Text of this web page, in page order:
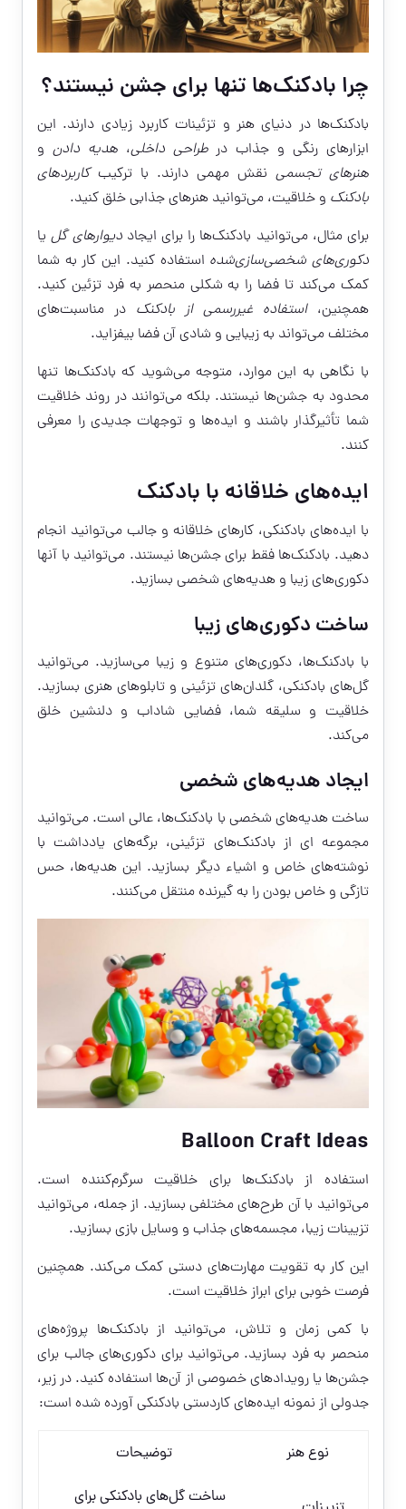
چرا بادکنک‌ها تنها برای جشن نیستند؟
بادکنک‌ها در دنیای هنر و تزئینات کاربرد زیادی دارند. این
ابزارهای رنگی و جذاب درطراحی داخلی،هدیه دادن و
هنرهای تجسمی نقش مهمی دارند. با ترکیبکاربردهای
بادکنک و خلاقیت، می‌توانید هنرهای جذابی خلق کنید.
برای مثال، می‌توانید بادکنک‌ها را برای ایجاددیوارهای گلیا
دکوری‌های شخصی‌سازی‌شده استفاده کنید. این کار به شما
کمک می‌کند تا فضا را به شکلی منحصر به فرد تزئین کنید.
همچنین،استفاده غیررسمی از بادکنک در مناسبت‌های
مختلف می‌تواند به زیبایی و شادی آن فضا بیفزاید.
با نگاهی به این موارد، متوجه می‌شوید که بادکنک‌ها تنها
محدود به جشن‌ها نیستند. بلکه می‌توانند در روند خلاقیت
شما تأثیرگذار باشند و ایده‌ها و توجهات جدیدی را معرفی
کنند.
ایده‌های خلاقانه با بادکنک
با ایده‌های بادکنکی، کارهای خلاقانه و جالب می‌توانید انجام
دهید. بادکنک‌ها فقط برای جشن‌ها نیستند. می‌توانید با آنها
دکوری‌های زیبا و هدیه‌های شخصی بسازید.
ساخت دکوری‌های زیبا
با بادکنک‌ها، دکوری‌های متنوع و زیبا می‌سازید. می‌توانید
گل‌های بادکنکی، گلدان‌های تزئینی و تابلوهای هنری بسازید.
خلاقیت و سلیقه شما، فضایی شاداب و دلنشین خلق
می‌کند.
ایجاد هدیه‌های شخصی
ساخت هدیه‌های شخصی با بادکنک‌ها، عالی است. می‌توانید
مجموعه ای از بادکنک‌های تزئینی، برگه‌های یادداشت با
نوشته‌های خاص و اشیاء دیگر بسازید. این هدیه‌ها، حس
تازگی و خاص بودن را به گیرنده منتقل می‌کنند.
Balloon Craft Ideas
استفاده از بادکنک‌ها برای خلاقیت سرگرم‌کننده است.
می‌توانید با آن طرح‌های مختلفی بسازید. از جمله، می‌توانید
تزیینات زیبا، مجسمه‌های جذاب و وسایل بازی بسازید.
این کار به تقویت مهارت‌های دستی کمک می‌کند. همچنین
فرصت خوبی برای ابراز خلاقیت است.
با کمی زمان و تلاش، می‌توانید از بادکنک‌ها پروژه‌های
منحصر به فرد بسازید. می‌توانید برای دکوری‌های جالب برای
جشن‌ها یا رویدادهای خصوصی از آن‌ها استفاده کنید. در زیر،
جدولی از نمونه ایده‌های کاردستی بادکنکی آورده شده است:
نوع هنر توضیحات
ساخت گل‌های بادکنکی برای